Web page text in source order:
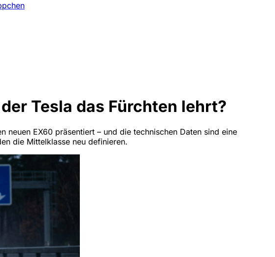
Tesla das Fürchten lehrt?
EX60 präsentiert – und die technischen Daten sind eine
die Mittelklasse neu definieren.